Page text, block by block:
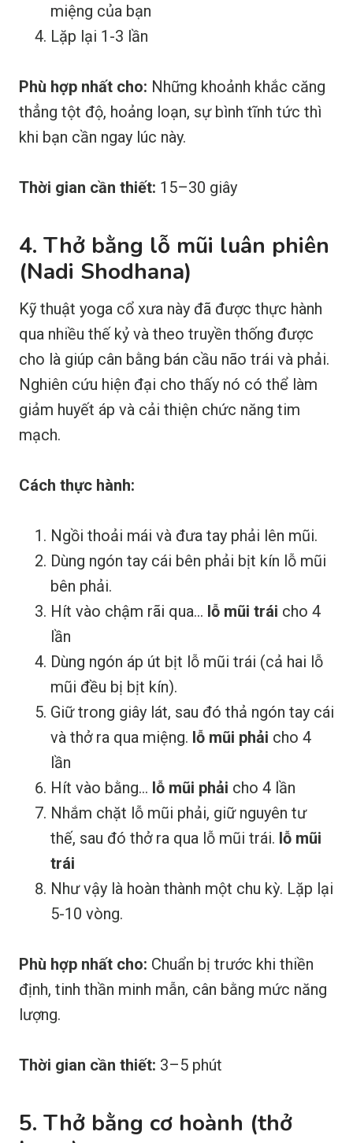
miệng của bạn
Lặp lại 1-3 lần
Phù hợp nhất cho: Những khoảnh khắc căng
thẳng tột độ, hoảng loạn, sự bình tĩnh tức thì
khi bạn cần ngay lúc này.
Thời gian cần thiết: 15–30 giây
4. Thở bằng lỗ mũi luân phiên
(Nadi Shodhana)
Kỹ thuật yoga cổ xưa này đã được thực hành
qua nhiều thế kỷ và theo truyền thống được
cho là giúp cân bằng bán cầu não trái và phải.
Nghiên cứu hiện đại cho thấy nó có thể làm
giảm huyết áp và cải thiện chức năng tim
mạch.
Cách thực hành:
Ngồi thoải mái và đưa tay phải lên mũi.
Dùng ngón tay cái bên phải bịt kín lỗ mũi
bên phải.
Hít vào chậm rãi qua... lỗ mũi trái cho 4
lần
Dùng ngón áp út bịt lỗ mũi trái (cả hai lỗ
mũi đều bị bịt kín).
Giữ trong giây lát, sau đó thả ngón tay cái
và thở ra qua miệng. lỗ mũi phải cho 4
lần
Hít vào bằng... lỗ mũi phải cho 4 lần
Nhắm chặt lỗ mũi phải, giữ nguyên tư
thế, sau đó thở ra qua lỗ mũi trái. lỗ mũi
trái
Như vậy là hoàn thành một chu kỳ. Lặp lại
5-10 vòng.
Phù hợp nhất cho: Chuẩn bị trước khi thiền
định, tinh thần minh mẫn, cân bằng mức năng
lượng.
Thời gian cần thiết: 3–5 phút
5. Thở bằng cơ hoành (thở